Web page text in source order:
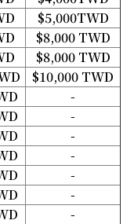
$5,000TWD
$8,000 TWD
$8,000 TWD
$10,000 TWD
-
-
-
-
-
-
-